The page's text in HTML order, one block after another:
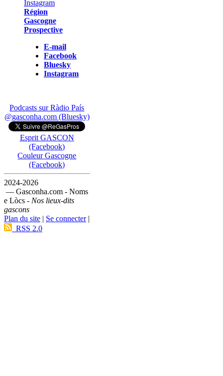
Région
Gascogne
Prospective
E-mail
Facebook
Bluesky
Instagram
Podcasts sur Ràdio País
@gasconha.com (Bluesky)
Esprit GASCON
(Facebook)
Couleur Gascogne
(Facebook)
2024-2026
— Gasconha.com - Noms
e Lòcs - Nos lieux-dits
gascons
Plan du site | Se connecter|
RSS 2.0